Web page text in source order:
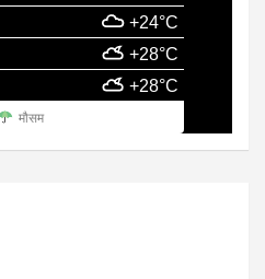
+24°C
+28°C
+28°C
मौसम